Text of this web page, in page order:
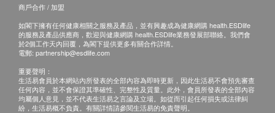
如閣下有以下任何一種情況，請在接受疫苗注射前諮
詢閣下醫生之專業意見：
患有急性 , 慢性或嚴重之疾病或其他疾病（不論發
燒與否）例如上呼吸道感染、感冒
對任何疫苗成分如蛋白、雞肉、硫酸慶大霉素（抗
生素）、新霉素、甲醛（防腐劑）、凝血素、等過
敏
三者及／或退款。
客戶注射肝炎疫苗或肝炎混合疫苗前必須出示3個
月內的肝炎抗原及抗體測試報告，以確定是否合適
接受疫苗注射。如未能出示有效報告，需另外支付
血液化驗費用。
指定疫苗計劃費用已包括首次注射前的醫生會診。
若經醫生評估後，閣下並不適合進行疫苗注射，將
商戶合作 / 加盟
如閣下擁有任何健康相關之服務及產品，並有興趣成為健康網購 health.ESDlife
的服務及產品供應商，歡迎與健康網購 health.ESDlife業務發展部聯絡。我們會
於2個工作天內回覆，為閣下提供更多有關合作詳情。
電郵: partnership@esdlife.com
重要聲明：
生活易會員於本網站內所發表的全部內容為即時更新，因此生活易不會預先審查
任何內容，並不會保證其準確性、完整性及質量。此外，會員所發表的全部內容
均屬個人意見，並不代表生活易之言論及立場。如從而引起任何損失或法律糾
紛，生活易概不負責。有關詳情請參閱生活易的免責聲明。